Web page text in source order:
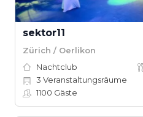
sektor11
Zürich / Oerlikon
Nachtclub
3 Veranstaltungsräume
1100 Gäste